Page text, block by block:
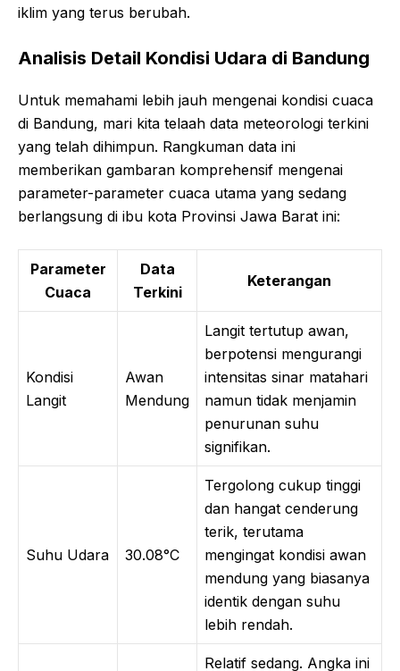
iklim yang terus berubah.
Analisis Detail Kondisi Udara di Bandung
Untuk memahami lebih jauh mengenai kondisi cuaca
di Bandung, mari kita telaah data meteorologi terkini
yang telah dihimpun. Rangkuman data ini
memberikan gambaran komprehensif mengenai
parameter-parameter cuaca utama yang sedang
berlangsung di ibu kota Provinsi Jawa Barat ini:
Parameter
Cuaca
Data
Terkini
Keterangan
Kondisi
Langit
Awan
Mendung
Langit tertutup awan,
berpotensi mengurangi
intensitas sinar matahari
namun tidak menjamin
penurunan suhu
signifikan.
Suhu Udara 30.08°C
Tergolong cukup tinggi
dan hangat cenderung
terik, terutama
mengingat kondisi awan
mendung yang biasanya
identik dengan suhu
lebih rendah.
Relatif sedang. Angka ini